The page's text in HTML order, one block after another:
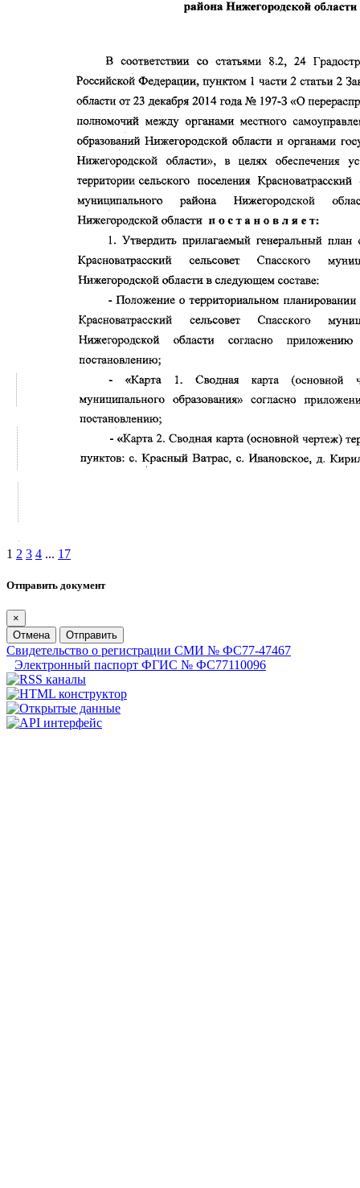
1 2 3 4 ... 17
Отправить документ
×
Отмена
Отправить
Свидетельство о регистрации СМИ № ФС77-47467
Электронный паспорт ФГИС № ФС77110096